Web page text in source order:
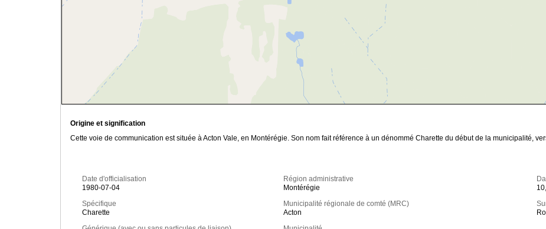
Origine et signification
Cette voie de communication est située à Acton Vale, en Montérégie. Son nom fait référence à un dénommé Charette du début de la municipalité,
Date d'officialisation
1980-07-04
Spécifique
Charette
Région administrative
Montérégie
Municipalité régionale de comté (MRC)
Acton